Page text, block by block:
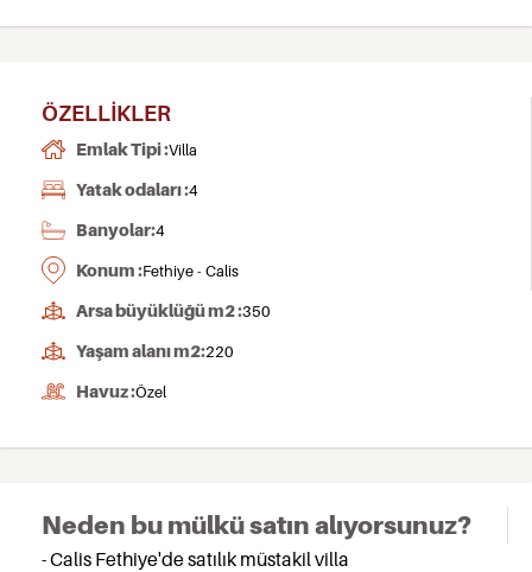
ÖZELLIKLER
Emlak Tipi :Villa
Yatak odaları :4
Banyolar:4
Konum :Fethiye - Calis
Arsa büyüklüğü m2 :350
Yaşam alanı m2:220
Havuz :Özel
Neden bu mülkü satın alıyorsunuz?
- Calis Fethiye'de satılık müstakil villa